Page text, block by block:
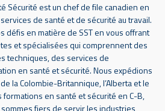
Sécurité est un chef de file canadien en
de santé et de sécurité au travail.
défis en matière de SST en vous offrant
et spécialisées qui comprennent des
techniques, des services de
en santé et sécurité. Nous expédions
la Colombie-Britannique, l’Alberta et le
en santé et sécurité en C-B,